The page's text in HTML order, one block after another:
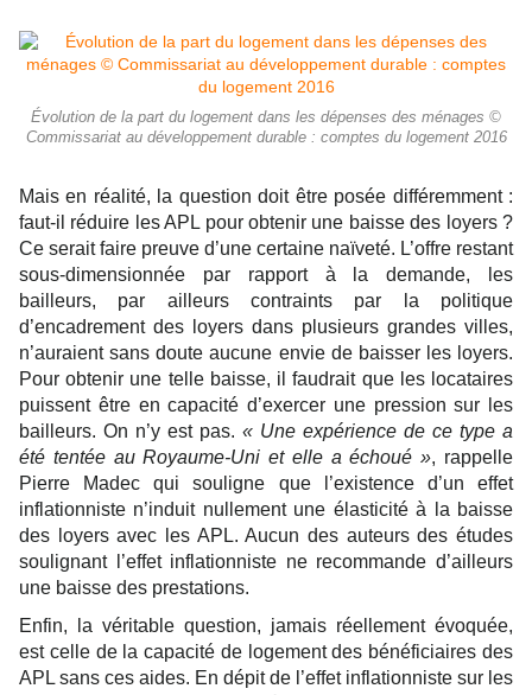
Évolution de la part du logement dans les dépenses des ménages ©
Commissariat au développement durable : comptes du logement 2016
Mais en réalité, la question doit être posée différemment :
faut-il réduire les APL pour obtenir une baisse des loyers ?
Ce serait faire preuve d’une certaine naïveté. L’offre restant
sous-dimensionnée par rapport à la demande, les
bailleurs, par ailleurs contraints par la politique
d’encadrement des loyers dans plusieurs grandes villes,
n’auraient sans doute aucune envie de baisser les loyers.
Pour obtenir une telle baisse, il faudrait que les locataires
puissent être en capacité d’exercer une pression sur les
bailleurs. On n’y est pas. « Une expérience de ce type a
été tentée au Royaume-Uni et elle a échoué », rappelle
Pierre Madec qui souligne que l’existence d’un effet
inflationniste n’induit nullement une élasticité à la baisse
des loyers avec les APL. Aucun des auteurs des études
soulignant l’effet inflationniste ne recommande d’ailleurs
une baisse des prestations.
Enfin, la véritable question, jamais réellement évoquée,
est celle de la capacité de logement des bénéficiaires des
APL sans ces aides. En dépit de l’effet inflationniste sur les